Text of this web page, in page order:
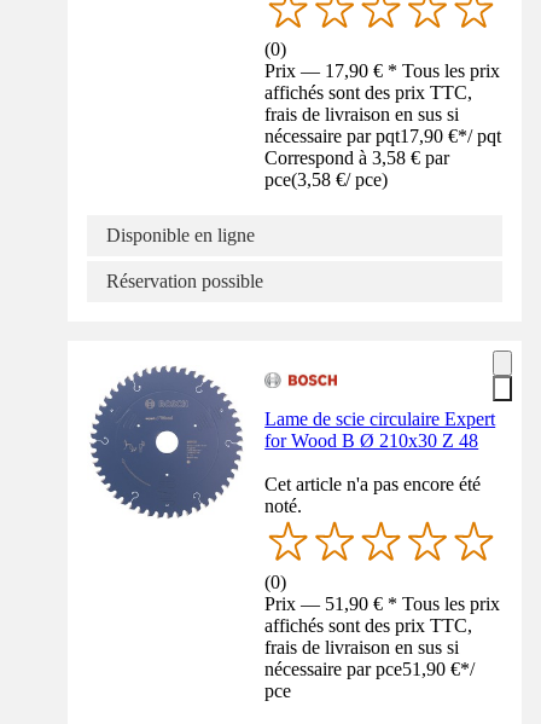
(0)
Prix — 17,90 € * Tous les prix
affichés sont des prix TTC,
frais de livraison en sus si
nécessaire par pqt17,90 €*/ pqt
Correspond à 3,58 € par
pce(3,58 €/ pce)
Disponible en ligne
Réservation possible
Lame de scie circulaire Expert
for Wood B Ø 210x30 Z 48
Cet article n'a pas encore été
noté.
(0)
Prix — 51,90 € * Tous les prix
affichés sont des prix TTC,
frais de livraison en sus si
nécessaire par pce51,90 €*/
pce